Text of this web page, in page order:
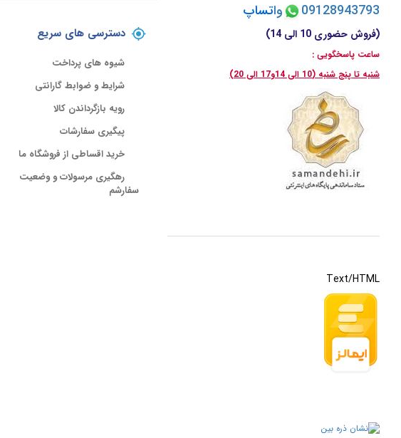
09128943793
واتساپ
(فروش حضوری 10 الی 14)
ساعت پاسخگویی :
شنبه تا پنج شنبه (10 الی 14و17 الی 20)
Text/HTML
دسترسی های سریع
شیوه های پرداخت
شرایط و ضوابط گارانتی
رویه بازگرداندن کالا
پیگیری سفارشات
خرید اقساطی از فروشگاه ما
رهگیری مرسولات و وضعیت
سفارشم